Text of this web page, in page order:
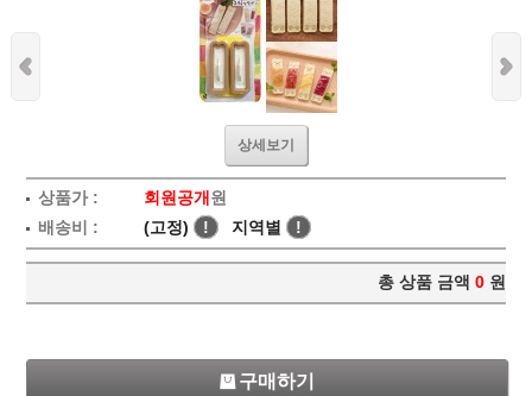
상세보기
상품가 : 회원공개 원
배송비 :
(고정) ! 지역별 !
총 상품 금액 0 원
구매하기